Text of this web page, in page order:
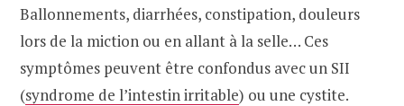
Ballonnements, diarrhées, constipation, douleurs
lors de la miction ou en allant à la selle… Ces
symptômes peuvent être confondus avec un SII
(syndrome de l’intestin irritable) ou une cystite.